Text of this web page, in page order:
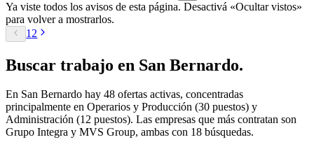
Ya viste todos los avisos de esta página. Desactivá «Ocultar vistos»
para volver a mostrarlos.
12
Buscar trabajo en San Bernardo.
En San Bernardo hay 48 ofertas activas, concentradas
principalmente en Operarios y Producción (30 puestos) y
Administración (12 puestos). Las empresas que más contratan son
Grupo Integra y MVS Group, ambas con 18 búsquedas.